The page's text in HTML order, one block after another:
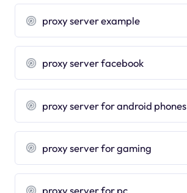
proxy server example
proxy server facebook
proxy server for android phones
proxy server for gaming
proxy server for pc